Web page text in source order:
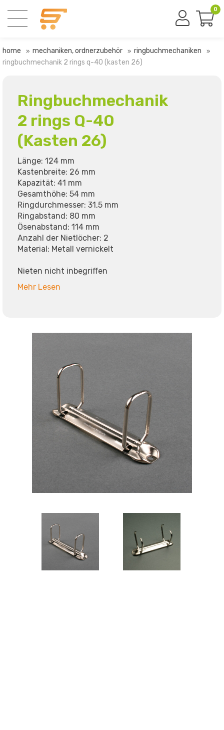
0
home mechaniken, ordnerzubehör
ringbuchmechaniken
ringbuchmechanik 2 rings q-40 (kasten 26)
Ringbuchmechanik
2 rings Q-40
(Kasten 26)
Länge: 124 mm
Kastenbreite: 26 mm
Kapazität: 41 mm
Gesamthöhe: 54 mm
Ringdurchmesser: 31,5 mm
Ringabstand: 80 mm
Ösenabstand: 114 mm
Anzahl der Nietlöcher: 2
Material: Metall vernickelt
Nieten nicht inbegriffen
Mehr Lesen